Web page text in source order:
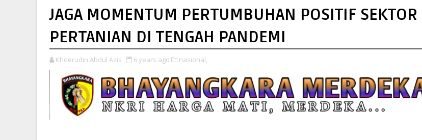
JAGA MOMENTUM PERTUMBUHAN POSITIF SEKTOR
PERTANIAN DI TENGAH PANDEMI
Khoerudin Abdul Azis 6 years ago nasional,